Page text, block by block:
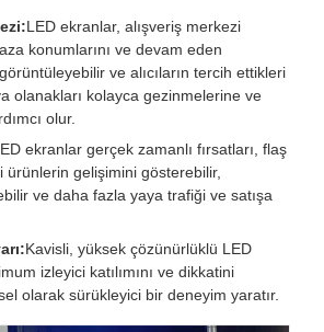
LED ekranlar, alışveriş merkezi
konumlarını ve devam eden
ve alıcıların tercih ettikleri
olanakları kolayca gezinmelerine ve
olur.
ekranlar gerçek zamanlı fırsatları, flaş
ürünlerin gelişimini gösterebilir,
ve daha fazla yaya trafiği ve satışa
Kavisli, yüksek çözünürlüklü LED
izleyici katılımını ve dikkatini
olarak sürükleyici bir deneyim yaratır.